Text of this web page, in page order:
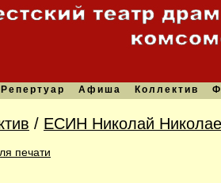
Репертуар Афиша Коллектив
/ ЕСИН Николай
печати